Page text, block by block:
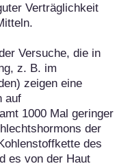
Verträglichkeit
Versuche, die in
z. B. im
zeigen eine
auf
1000 Mal geringer
der
des
es von der Haut